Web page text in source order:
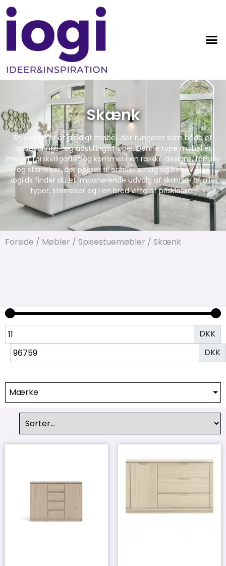
Skænk
En skænk er et alsidigt møbel, der fungerer som både et
opbevarings- og udstillingsmøbel. Denne type møbel er
meget forskelligartet og kommer i en række designs, former
og størrelser, der passer til enhver smag og behov. Hos
iogi.dk finder du et imponerende udvalg af skænke af alle
typer, størrelser og i en bred vifte af prisklasser.
Forside / Møbler / Spisestuemøbler / Skænk
DKK
DKK
Mærke